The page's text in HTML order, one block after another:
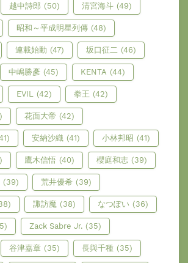
越中詩郎 (50) 清宮海斗 (49)
昭和～平成明星列傳 (48)
連載始動 (47) 坂口征二 (46)
中嶋勝彥 (45) KENTA (44)
EVIL (42) 拳王 (42)
花面大帝 (42)
安納沙織 (41) 小林邦昭 (41)
鷹木信悟 (40) 櫻庭和志 (39)
(39) 荒井優希 (39)
諏訪魔 (38) なつぽい (36)
Zack Sabre Jr. (35)
谷津嘉章 (35) 長與千種 (35)